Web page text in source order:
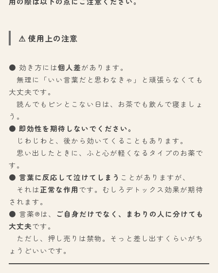
⚠ 使用上の注意
● 効き方には個人差があります。
無理に「いい言葉だと思わなきゃ」と頑張らなくても
大丈夫です。
読んでもピンとこない日は、お茶でも飲んで寝ましょ
う。
● 即効性を期待しないでください。
じわじわと、後から効いてくることもあります。
思い出したときに、ふと心が軽くなるタイプのお薬で
す。
● 言葉に反応して泣けてしまう ことがありますが、
それは正常な作用です。むしろデトックス効果が期待
されます。
● 言薬®は、 ご自身だけでなく、まわりの人に分けても
大丈夫です。
ただし、押し売りは禁物。そっと差し出すくらいがち
ょうどいいです。